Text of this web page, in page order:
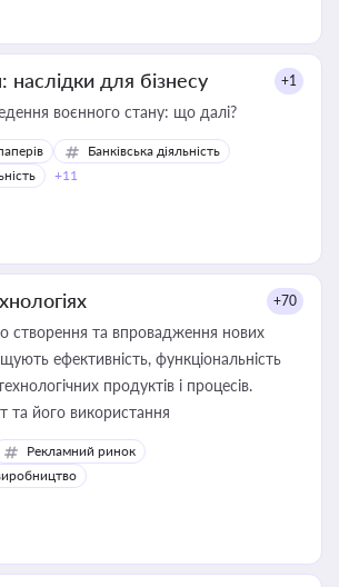
наслідки для бізнесу +1
воєнного стану: що далі?
Банківська діяльність
+11
+70
створення та впровадження нових
ефективність, функціональність
продуктів і процесів.
та його використання
Рекламний ринок